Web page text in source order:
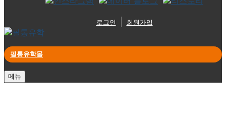
로그인 회원가입
필통유학몰
메뉴